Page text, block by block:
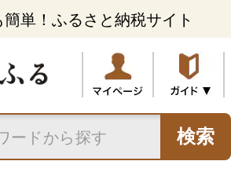
単！ふるさと納税サイト
検索